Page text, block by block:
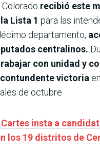
recibió este
Lista 1 para las
departamento,
centralinos.
con unidad y
victoria
de octubre.
insta a
los 19 distritos de